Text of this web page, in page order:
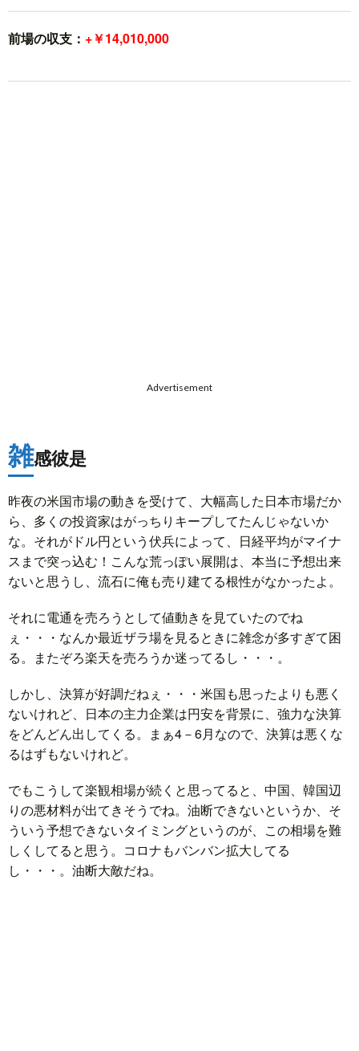
前場の収支： +￥14,010,000
Advertisement
雑感彼是
昨夜の米国市場の動きを受けて、大幅高した日本市場だか
ら、多くの投資家はがっちりキープしてたんじゃないか
な。それがドル円という伏兵によって、日経平均がマイナ
スまで突っ込む！こんな荒っぽい展開は、本当に予想出来
ないと思うし、流石に俺も売り建てる根性がなかったよ。
それに電通を売ろうとして値動きを見ていたのでね
ぇ・・・なんか最近ザラ場を見るときに雑念が多すぎて困
る。またぞろ楽天を売ろうか迷ってるし・・・。
しかし、決算が好調だねぇ・・・米国も思ったよりも悪く
ないけれど、日本の主力企業は円安を背景に、強力な決算
をどんどん出してくる。まぁ4－6月なので、決算は悪くな
るはずもないけれど。
でもこうして楽観相場が続くと思ってると、中国、韓国辺
りの悪材料が出てきそうでね。油断できないというか、そ
ういう予想できないタイミングというのが、この相場を難
しくしてると思う。コロナもバンバン拡大してる
し・・・。油断大敵だね。